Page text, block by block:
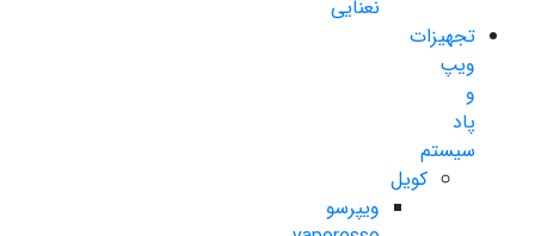
نعنایی
تجهیزات
ویپ
و
پاد
سیستم
کویل
ویپرسو